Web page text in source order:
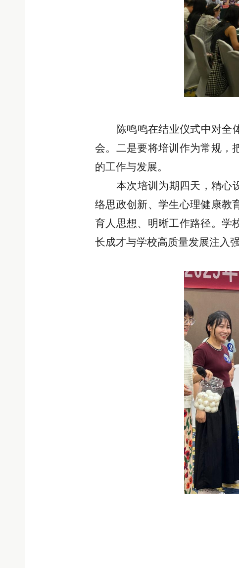
陈鸣鸣在结业仪式中对全
会。二是要将培训作为常规，
的工作与发展。
本次培训为期四天，精心
络思政创新、学生心理健康教
育人思想、明晰工作路径。学
长成才与学校高质量发展注入